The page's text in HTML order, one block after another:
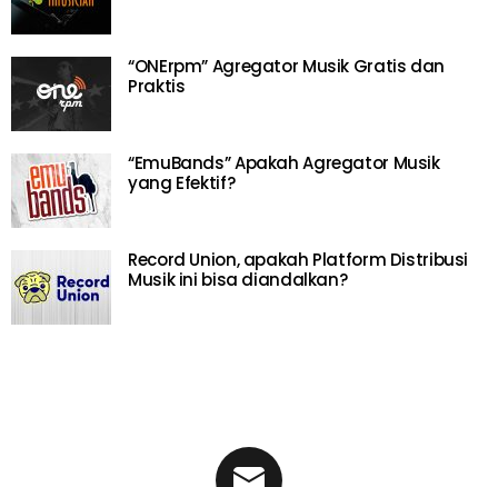
“ONErpm” Agregator Musik Gratis dan
Praktis
“EmuBands” Apakah Agregator Musik
yang Efektif?
Record Union, apakah Platform Distribusi
Musik ini bisa diandalkan?